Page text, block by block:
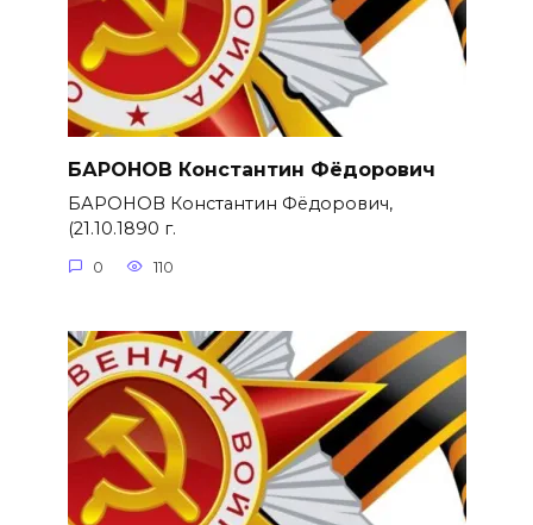
БАРОНОВ Константин Фёдорович
БАРОНОВ Константин Фёдорович,
(21.10.1890 г.
0 110